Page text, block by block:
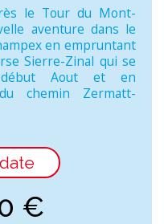
le Tour du Mont-
aventure dans le
en empruntant
Sierre-Zinal qui se
début Aout et en
chemin Zermatt-
€